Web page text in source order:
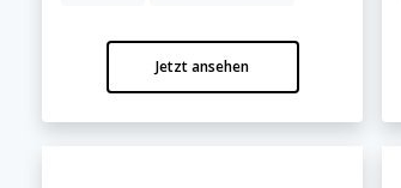
Jetzt ansehen